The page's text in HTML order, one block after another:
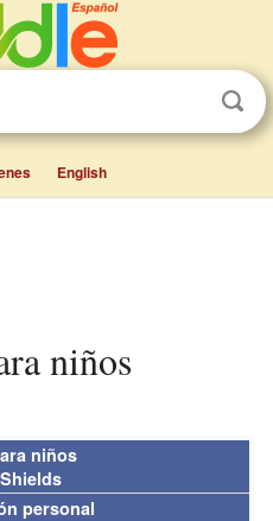
English
niños
niños
personal